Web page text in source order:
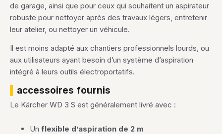
de garage, ainsi que pour ceux qui souhaitent un aspirateur
robuste pour nettoyer après des travaux légers, entretenir
leur atelier, ou nettoyer un véhicule.
Il est moins adapté aux chantiers professionnels lourds, ou
aux utilisateurs ayant besoin d’un système d’aspiration
intégré à leurs outils électroportatifs.
accessoires fournis
Le Kärcher WD 3 S est généralement livré avec :
Un flexible d’aspiration de 2 m